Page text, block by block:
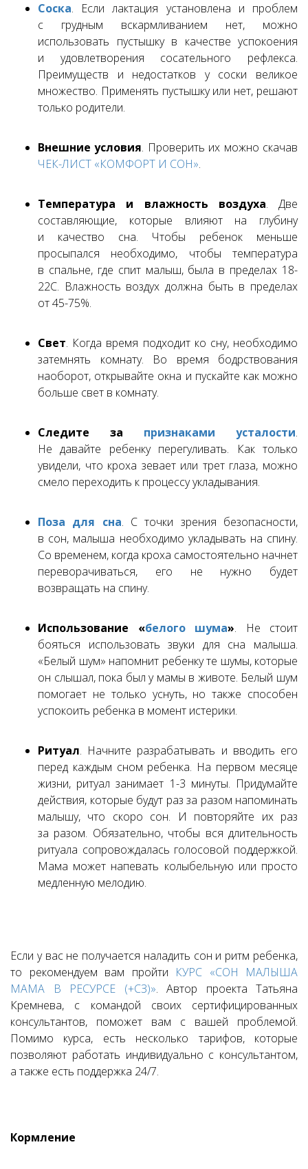
Соска. Если лактация установлена и проблем
с грудным вскармливанием нет, можно
использовать пустышку в качестве успокоения
и удовлетворения сосательного рефлекса.
Преимуществ и недостатков у соски великое
множество. Применять пустышку или нет, решают
только родители.
Внешние условия. Проверить их можно скачав
ЧЕК-ЛИСТ «КОМФОРТ И СОН».
Температура и влажность воздуха. Две
составляющие, которые влияют на глубину
и качество сна. Чтобы ребенок меньше
просыпался необходимо, чтобы температура
в спальне, где спит малыш, была в пределах 18-
22С. Влажность воздух должна быть в пределах
от 45-75%.
Свет. Когда время подходит ко сну, необходимо
затемнять комнату. Во время бодрствования
наоборот, открывайте окна и пускайте как можно
больше свет в комнату.
Следите за признаками усталости.
Не давайте ребенку перегуливать. Как только
увидели, что кроха зевает или трет глаза, можно
смело переходить к процессу укладывания.
Поза для сна. С точки зрения безопасности,
в сон, малыша необходимо укладывать на спину.
Со временем, когда кроха самостоятельно начнет
переворачиваться, его не нужно будет
возвращать на спину.
Использование «белого шума». Не стоит
бояться использовать звуки для сна малыша.
«Белый шум» напомнит ребенку те шумы, которые
он слышал, пока был у мамы в животе. Белый шум
помогает не только уснуть, но также способен
успокоить ребенка в момент истерики.
Ритуал. Начните разрабатывать и вводить его
перед каждым сном ребенка. На первом месяце
жизни, ритуал занимает 1-3 минуты. Придумайте
действия, которые будут раз за разом напоминать
малышу, что скоро сон. И повторяйте их раз
за разом. Обязательно, чтобы вся длительность
ритуала сопровождалась голосовой поддержкой.
Мама может напевать колыбельную или просто
медленную мелодию.
Если у вас не получается наладить сон и ритм ребенка,
то рекомендуем вам пройти КУРС «СОН МАЛЫША
МАМА В РЕСУРСЕ (+СЗ)». Автор проекта Татьяна
Кремнева, с командой своих сертифицированных
консультантов, поможет вам с вашей проблемой.
Помимо курса, есть несколько тарифов, которые
позволяют работать индивидуально с консультантом,
а также есть поддержка 24/7.
Кормление